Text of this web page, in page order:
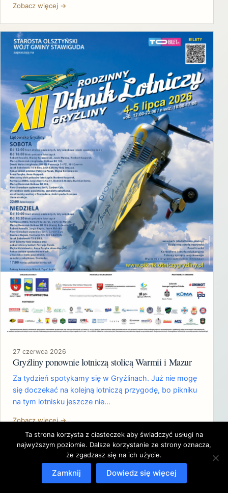
Zobacz więcej →
27 czerwca 2026
Gryźliny ponownie lotniczą stolicą Warmii i Mazur
Za tydzień spotykamy się w Gryźlinach. Już nie mogę
się doczekać na kolejną lotniczą przygodę, bo pikniku
na tym lotnisku jeszcze nie…
Zobacz więcej →
Ta strona korzysta z ciasteczek aby świadczyć usługi na
najwyższym poziomie. Dalsze korzystanie ze strony oznacza,
że zgadzasz się na ich użycie.
Zamknij Dowiedz się więcej